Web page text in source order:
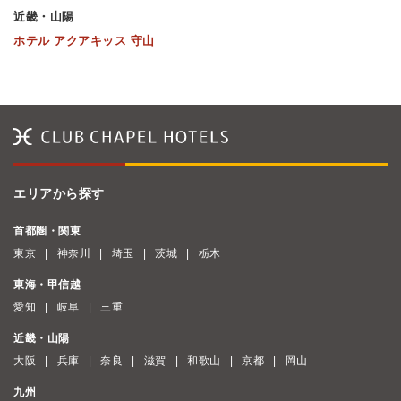
近畿・山陽
ホテル アクアキッス 守山
エリアから探す
首都圏・関東
東京
神奈川 埼玉 茨城 栃木
東海・甲信越
愛知
岐阜 三重
近畿・山陽
大阪
兵庫 奈良 滋賀 和歌山 京都 岡山
九州